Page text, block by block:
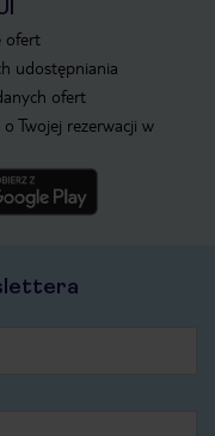
ofert
udostępniania
ofert
Twojej rezerwacji w